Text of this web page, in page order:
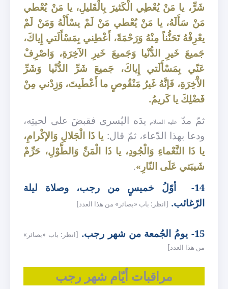
شَرٍّ، يا مَنْ يُعْطِي الْكَثيرَ بِالْقَليلِ، يا مَنْ يُعْطي
مَنْ سَأَلَهُ، يا مَنْ يُعْطي مَنْ لَمْ يسْأَلْهُ وَمَنْ لَمْ
يعْرِفْهُ تَحَنُّناً مِنْهُ وَرَحْمَةً، أَعْطِني بِمَسْأَلَتي إِياكَ،
جَميعَ خَيرِ الدُّنْيا وَجَميعَ خَيرِ الآخِرَةِ، وَاصْرِفْ
عَنّي بِمَسْأَلَتي إِياكَ، جَميعَ شَرِّ الدُّنْيا وَشَرِّ
الآْخِرَةِ، فَإنَّهُ غَيرُ مَنْقُوصٍ ما أَعْطَيتَ، وَزِدْني مِنْ
فَضْلِكَ يا كَريمُ.
ثمّ مدّ
عليه السلام
يدَه اليُسرى فقبضَ على لحيتِه،
ودعا بهذا الدّعاء، ثمّ قال: يا ذَا الْجَلالِ وَالإكْرامِ،
يا ذَا النَّعْماءِ وَالْجُودِ، يا ذَا الْمَنِّ وَالطَّوْلِ، حَرِّمْ
شَيبَتي عَلَى النّارِ».
14-
أوّلُ خميسٍ من رجب، وصلاة ليلة
الرّغائب. [انظر: باب «بصائر» من هذا العدد]
15- يوم الجُمعة من شهر رجب. [انظر: باب «بصائر»
من هذا العدد]
مراقبات أيّام شهر رجب